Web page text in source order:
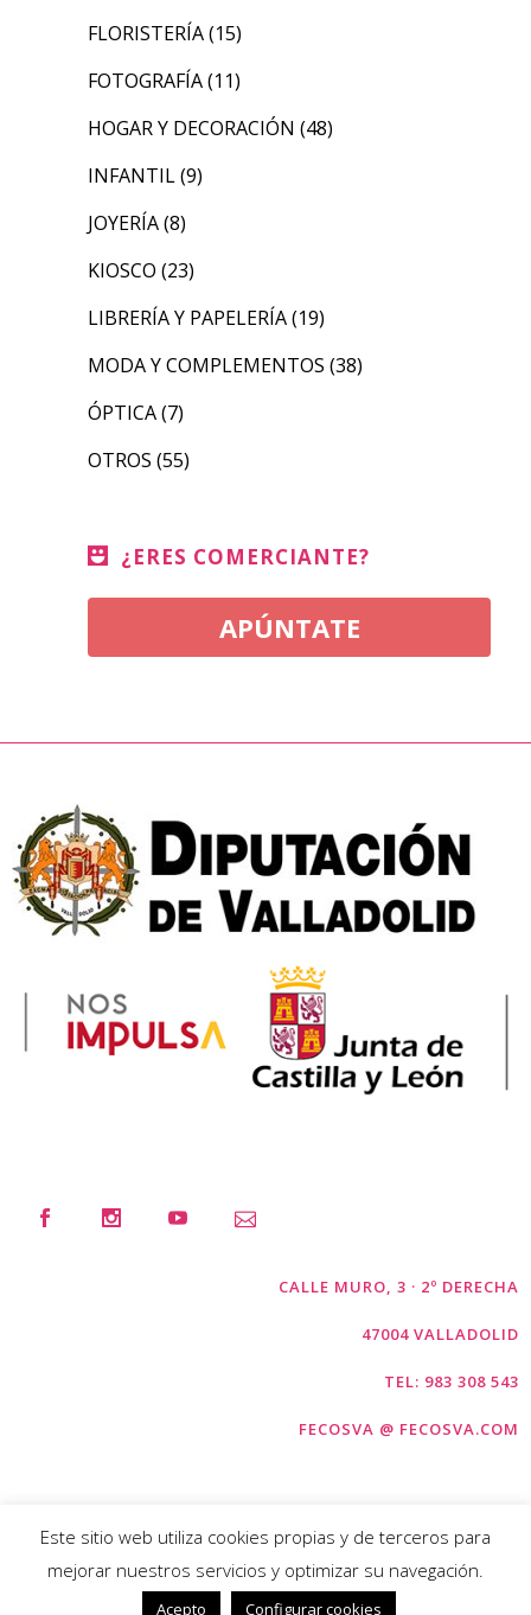
FLORISTERÍA(15)
FOTOGRAFÍA(11)
HOGAR Y DECORACIÓN (48)
INFANTIL(9)
JOYERÍA(8)
KIOSCO (23)
LIBRERÍA Y PAPELERÍA(19)
MODA Y COMPLEMENTOS (38)
ÓPTICA(7)
OTROS (55)
¿ERES COMERCIANTE?
APÚNTATE
CALLE MURO, 3 · 2º DERECHA
47004 VALLADOLID
TEL: 983 308 543
FECOSVA @ FECOSVA.COM
COPYRIGHT © FECOSVA 2026 |AVISO
Este sitio web utiliza cookies propias y de terceros para
mejorar nuestros servicios y optimizar su navegación.
Acepto Configurar cookies